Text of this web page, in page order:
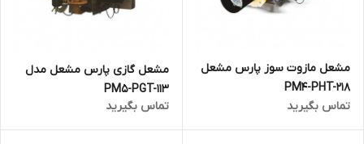
مشعل مازوت سوز پارس مشعل
PM4-PHT-218
تماس بگیرید
مشعل گازی پارس مشعل مدل
PM5-PGT-113
تماس بگیرید